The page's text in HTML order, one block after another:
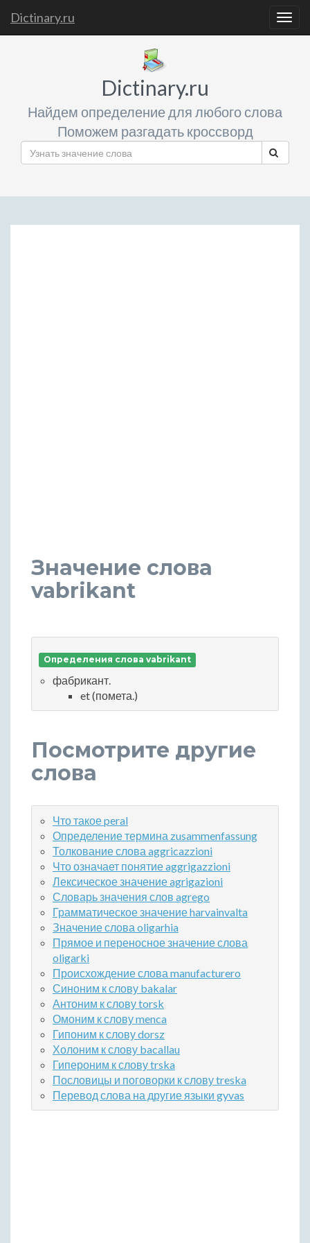
Dictinary.ru
Dictinary.ru
Найдем определение для любого слова
Поможем разгадать кроссворд
Значение слова
vabrikant
Определения слова vabrikant
фабрикант.
et (помета.)
Посмотрите другие
слова
Что такое peral
Определение термина zusammenfassung
Толкование слова aggricazzioni
Что означает понятие aggrigazzioni
Лексическое значение agrigazioni
Словарь значения слов agrego
Грамматическое значение harvainvalta
Значение слова oligarhia
Прямое и переносное значение слова
oligarki
Происхождение слова manufacturero
Синоним к слову bakalar
Антоним к слову torsk
Омоним к слову menca
Гипоним к слову dorsz
Холоним к слову bacallau
Гипероним к слову trska
Пословицы и поговорки к слову treska
Перевод слова на другие языки gyvas